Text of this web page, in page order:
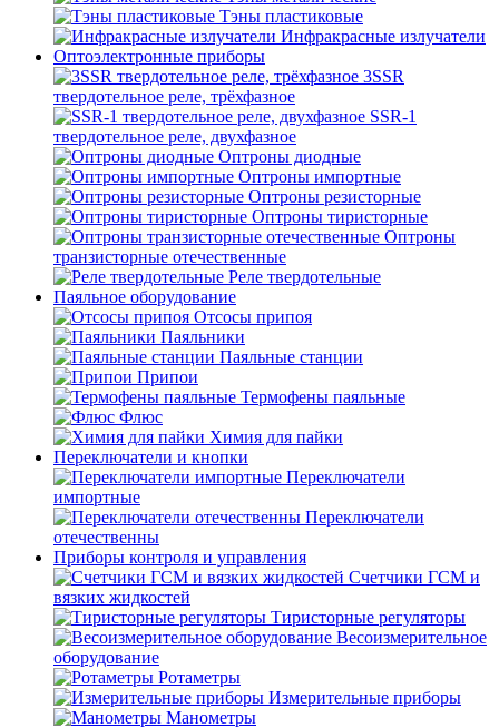
Тэны пластиковые
Инфракрасные излучатели
Оптоэлектронные приборы
3SSR
твердотельное реле, трёхфазное
SSR-1
твердотельное реле, двухфазное
Оптроны диодные
Оптроны импортные
Оптроны резисторные
Оптроны тиристорные
Оптроны
транзисторные отечественные
Реле твердотельные
Паяльное оборудование
Отсосы припоя
Паяльники
Паяльные станции
Припои
Термофены паяльные
Флюс
Химия для пайки
Переключатели и кнопки
Переключатели
импортные
Переключатели
отечественны
Приборы контроля и управления
Счетчики ГСМ и
вязких жидкостей
Тиристорные регуляторы
Весоизмерительное
оборудование
Ротаметры
Измерительные приборы
Манометры